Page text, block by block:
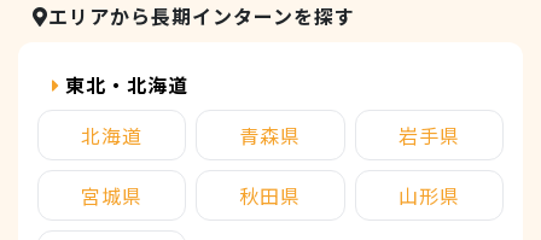
エリアから長期インターンを探す
東北・北海道
北海道
青森県 岩手県
宮城県 秋田県 山形県